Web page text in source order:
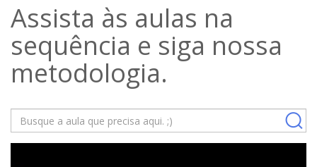
Assista às aulas na
sequência e siga nossa
metodologia.